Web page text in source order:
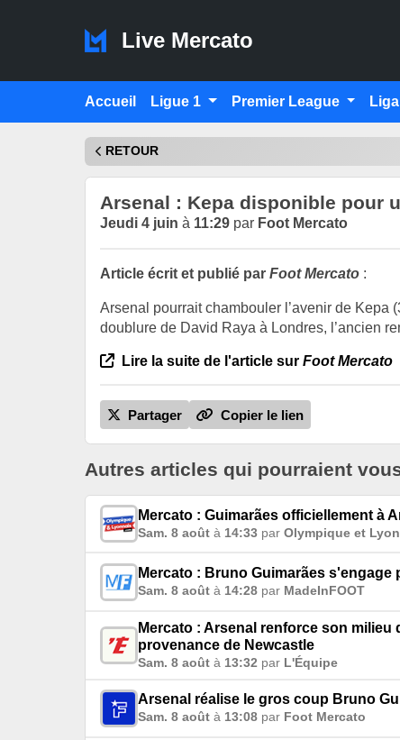
Live Mercato
Accueil Ligue 1 Premier League Liga
RETOUR
Arsenal : Kepa disponible pour
Jeudi 4 juin à 11:29 par Foot Mercato
Article écrit et publié par Foot Mercato :
Arsenal pourrait chambouler l’avenir de Kepa
doublure de David Raya à Londres, l’ancien
Lire la suite de l'article sur Foot Mercato
Partager Copier le lien
Autres articles qui pourraient
Mercato : Guimarães officiellement à
Sam. 8 août à 14:33 par Olympique et
Mercato : Bruno Guimarães
Sam. 8 août à 14:28 par MadeInFOOT
Mercato : Arsenal renforce son
provenance de Newcastle
Sam. 8 août à 13:32 par L'Équipe
Arsenal réalise le gros coup Bruno
Sam. 8 août à 13:08 par Foot Mercato